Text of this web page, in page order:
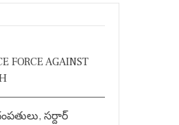
FORCE AGAINST
సర్దార్